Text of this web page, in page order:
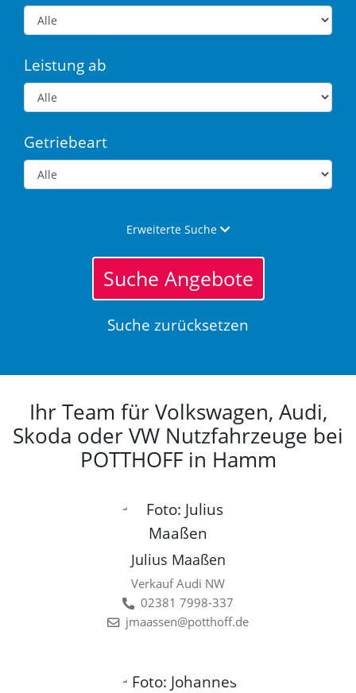
Leistung ab
Getriebeart
Erweiterte Suche
Suche Angebote
Suche zurücksetzen
Ihr Team für Volkswagen, Audi,
Skoda oder VW Nutzfahrzeuge bei
POTTHOFF in Hamm
Julius Maaßen
Verkauf Audi NW
02381 7998-337
jmaassen@potthoff.de